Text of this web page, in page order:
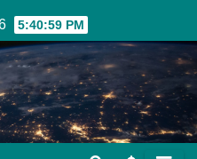
5:41:00 PM